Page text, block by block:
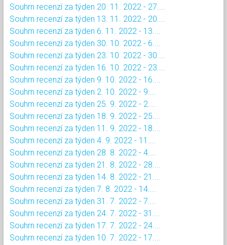
Souhrn recenzí za týden 20. 11. 2022 - 27....
Souhrn recenzí za týden 13. 11. 2022 - 20....
Souhrn recenzí za týden 6. 11. 2022 - 13....
Souhrn recenzí za týden 30. 10. 2022 - 6....
Souhrn recenzí za týden 23. 10. 2022 - 30....
Souhrn recenzí za týden 16. 10. 2022 - 23....
Souhrn recenzí za týden 9. 10. 2022 - 16....
Souhrn recenzí za týden 2. 10. 2022 - 9....
Souhrn recenzí za týden 25. 9. 2022 - 2....
Souhrn recenzí za týden 18. 9. 2022 - 25....
Souhrn recenzí za týden 11. 9. 2022 - 18....
Souhrn recenzí za týden 4. 9. 2022 - 11....
Souhrn recenzí za týden 28. 8. 2022 - 4....
Souhrn recenzí za týden 21. 8. 2022 - 28....
Souhrn recenzí za týden 14. 8. 2022 - 21....
Souhrn recenzí za týden 7. 8. 2022 - 14....
Souhrn recenzí za týden 31. 7. 2022 - 7....
Souhrn recenzí za týden 24. 7. 2022 - 31....
Souhrn recenzí za týden 17. 7. 2022 - 24....
Souhrn recenzí za týden 10. 7. 2022 - 17....